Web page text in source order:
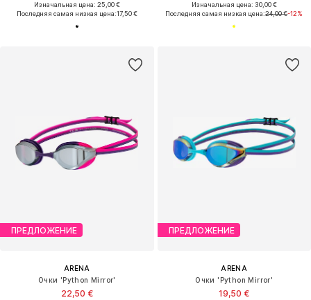
Изначальная цена: 25,00 €
Последняя самая низкая цена:17,50 €
Изначальная цена: 30,00 €
Последняя самая низкая цена:24,00 €-12%
ПРЕДЛОЖЕНИЕ
ARENA
Очки 'Python Mirror'
22,50 €
ПРЕДЛОЖЕНИЕ
ARENA
Очки 'Python Mirror'
19,50 €